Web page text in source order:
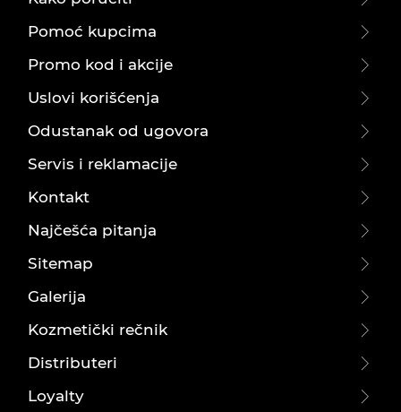
Pomoć kupcima
Promo kod i akcije
Uslovi korišćenja
Odustanak od ugovora
Servis i reklamacije
Kontakt
Najčešća pitanja
Sitemap
Galerija
Kozmetički rečnik
Distributeri
Loyalty